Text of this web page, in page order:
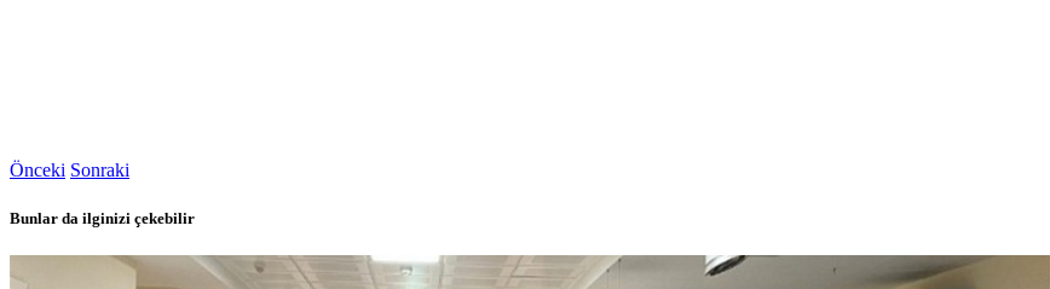
Önceki Sonraki
Bunlar da ilginizi çekebilir